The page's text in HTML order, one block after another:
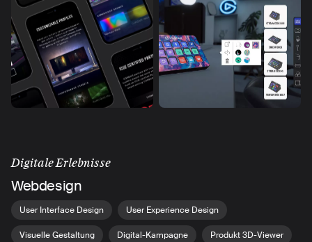
Digitale Erlebnisse
Webdesign
User Interface Design User Experience Design
Visuelle Gestaltung Digital-Kampagne Produkt 3D-Viewer